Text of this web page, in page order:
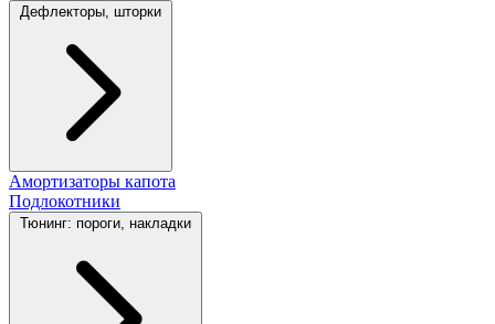
Дефлекторы, шторки
Амортизаторы капота
Подлокотники
Тюнинг: пороги, накладки